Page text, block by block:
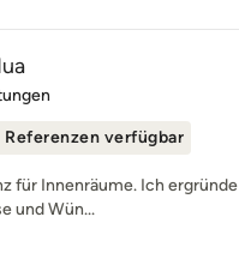
von 5 Sternen
Referenzen verfügbar
für Innenräume. Ich ergründe
und Wün...